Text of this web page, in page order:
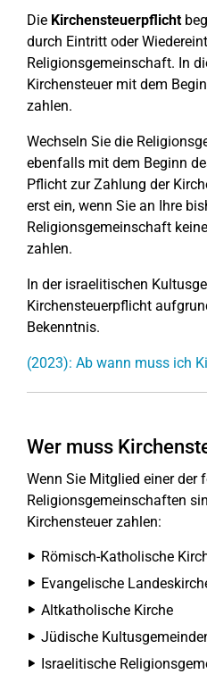
Die Kirchensteuerpflicht
durch Eintritt oder
Religionsgemeinschaft. In
Kirchensteuer mit dem
zahlen.
Wechseln Sie die
ebenfalls mit dem Beginn
Pflicht zur Zahlung der
erst ein, wenn Sie an Ihre
Religionsgemeinschaft
zahlen.
In der israelitischen
Kirchensteuerpflicht
Bekenntnis.
(2023): Ab wann muss ich
Wer muss
Wenn Sie Mitglied einer der
Religionsgemeinschaften
Kirchensteuer zahlen:
Römisch-Katholische
Evangelische
Altkatholische Kirche
Jüdische
Israelitische